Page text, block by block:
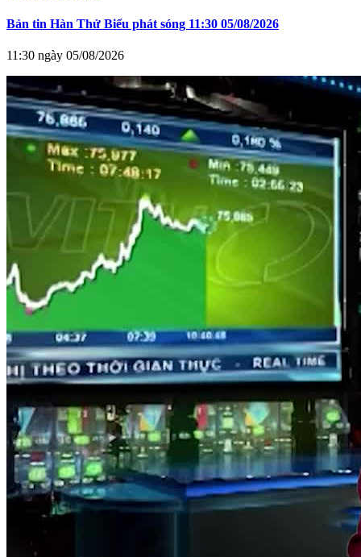
Bản tin Hàn Thử Biểu phát sóng 11:30 05/08/2026
11:30 ngày 05/08/2026